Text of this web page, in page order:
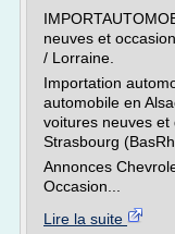
neuves et
/ Lorraine.
Importation
automobile en
voitures neuves et
Strasbourg
Annonces
Occasion...
Lire la suite